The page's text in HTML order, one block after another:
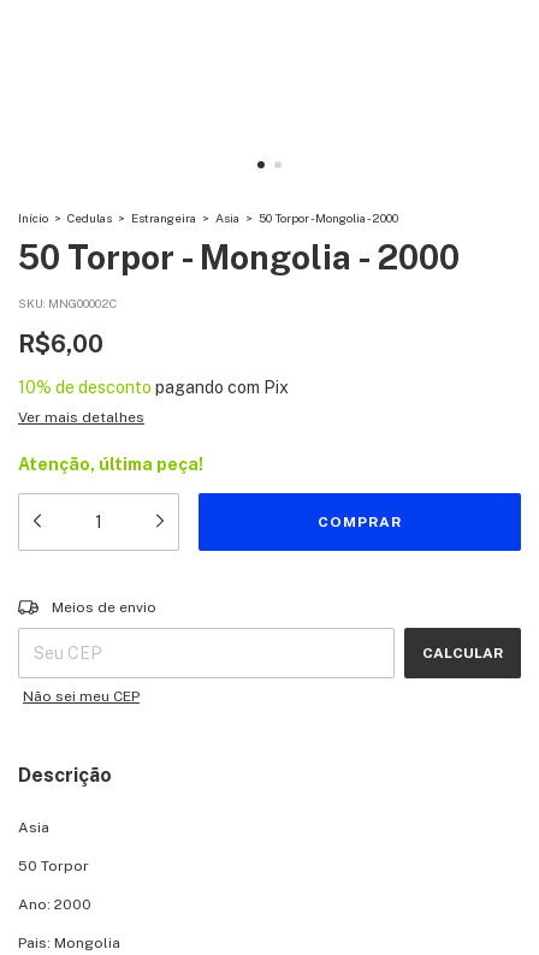
Início > Cedulas > Estrangeira > Asia > 50 Torpor - Mongolia - 2000
50 Torpor - Mongolia - 2000
SKU: MNG00002C
R$6,00
10% de desconto pagando com Pix
Ver mais detalhes
Atenção, última peça!
Entregas para o CEP:
Meios de envio
CALCULAR
Não sei meu CEP
Descrição
Asia
50 Torpor
Ano: 2000
Pais: Mongolia